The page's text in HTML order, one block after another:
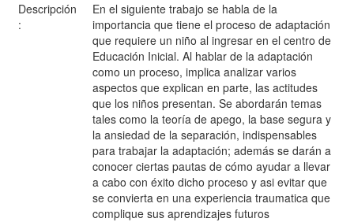
Descripción
:
En el siguiente trabajo se habla de la
importancia que tiene el proceso de adaptación
que requiere un niño al ingresar en el centro de
Educación Inicial. Al hablar de la adaptación
como un proceso, implica analizar varios
aspectos que explican en parte, las actitudes
que los niños presentan. Se abordarán temas
tales como la teoría de apego, la base segura y
la ansiedad de la separación, indispensables
para trabajar la adaptación; además se darán a
conocer ciertas pautas de cómo ayudar a llevar
a cabo con éxito dicho proceso y asi evitar que
se convierta en una experiencia traumatica que
complique sus aprendizajes futuros